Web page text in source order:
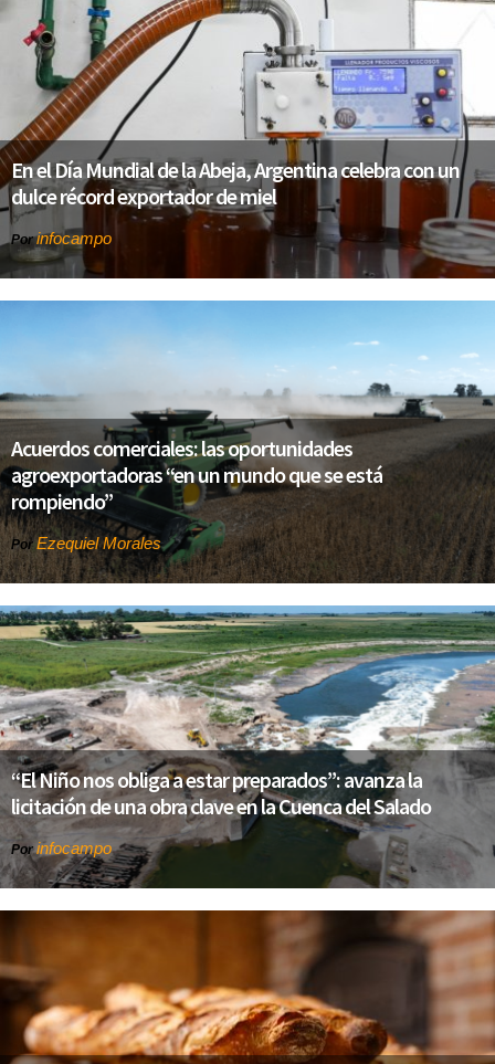
En el Día Mundial de la Abeja, Argentina celebra con un
dulce récord exportador de miel
Porinfocampo
Acuerdos comerciales: las oportunidades
agroexportadoras “en un mundo que se está
rompiendo”
Por Ezequiel Morales
“El Niño nos obliga a estar preparados”: avanza la
licitación de una obra clave en la Cuenca del Salado
Por infocampo